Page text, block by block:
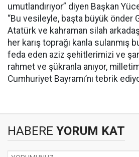
umutlandırıyor” diyen Başkan
“Bu vesileyle, başta büyük önder
Atatürk ve kahraman silah
her karış toprağı kanla sulanmış
feda eden aziz şehitlerimizi ve
rahmet ve şükranla anıyor,
Cumhuriyet Bayramı’nı tebrik
HABERE YORUM KAT